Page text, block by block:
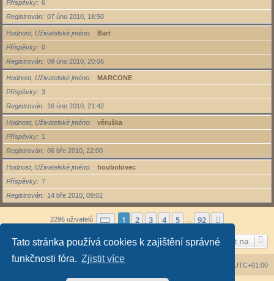
Tato stránka používá cookies k zajištění správné
funkčnosti fóra. Zjistit více
Příspěvky
6
Registrován
07 úno 2010, 18:50
Hodnost, Uživatelské jméno
Bart
Příspěvky
0
Registrován
09 úno 2010, 20:06
Hodnost, Uživatelské jméno
MARCONE
Příspěvky
3
Registrován
16 úno 2010, 21:42
Hodnost, Uživatelské jméno
věruška
Příspěvky
1
Registrován
06 bře 2010, 22:00
Hodnost, Uživatelské jméno
houbolovec
Příspěvky
7
Registrován
14 bře 2010, 09:02
2296 uživatelů Stránka z 92
1 2 3 4 5 92
Přejít na
UTC+01:00